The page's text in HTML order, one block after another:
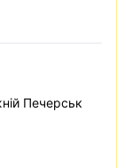
Печерськ